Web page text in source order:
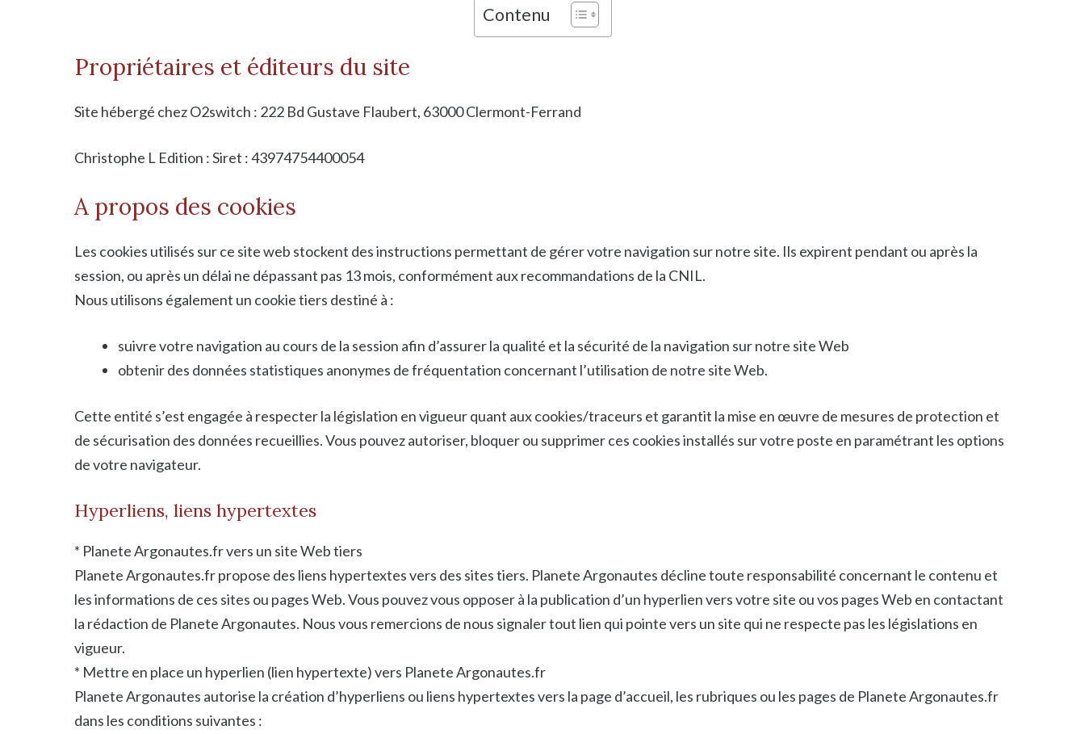
Contenu
Propriétaires et éditeurs du site
Site hébergé chez O2switch : 222 Bd Gustave Flaubert, 63000 Clermont-Ferrand
Christophe L Edition : Siret : 43974754400054
A propos des cookies
Les cookies utilisés sur ce site web stockent des instructions permettant de gérer votre navigation sur notre site. Ils expirent pendant ou après la
session, ou après un délai ne dépassant pas 13 mois, conformément aux recommandations de la CNIL.
Nous utilisons également un cookie tiers destiné à :
suivre votre navigation au cours de la session afin d’assurer la qualité et la sécurité de la navigation sur notre site Web
obtenir des données statistiques anonymes de fréquentation concernant l’utilisation de notre site Web.
Cette entité s’est engagée à respecter la législation en vigueur quant aux cookies/traceurs et garantit la mise en œuvre de mesures de protection et
de sécurisation des données recueillies. Vous pouvez autoriser, bloquer ou supprimer ces cookies installés sur votre poste en paramétrant les options
de votre navigateur.
Hyperliens, liens hypertextes
* Planete Argonautes.fr vers un site Web tiers
Planete Argonautes.fr propose des liens hypertextes vers des sites tiers. Planete Argonautes décline toute responsabilité concernant le contenu et
les informations de ces sites ou pages Web. Vous pouvez vous opposer à la publication d’un hyperlien vers votre site ou vos pages Web en contactant
la rédaction de Planete Argonautes. Nous vous remercions de nous signaler tout lien qui pointe vers un site qui ne respecte pas les législations en
vigueur.
* Mettre en place un hyperlien (lien hypertexte) vers Planete Argonautes.fr
Planete Argonautes autorise la création d’hyperliens ou liens hypertextes vers la page d’accueil, les rubriques ou les pages de Planete Argonautes.fr
dans les conditions suivantes :